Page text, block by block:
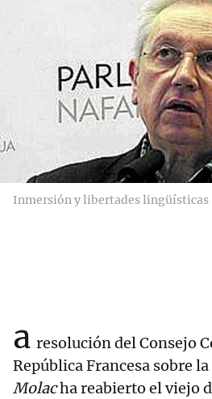
Inmersión y libertades lingüísticas
a resolución del Consejo
República Francesa sobre
Molacha reabierto el viejo